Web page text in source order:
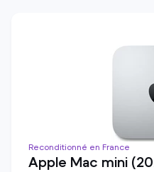
Reconditionné en France
Apple Mac mini